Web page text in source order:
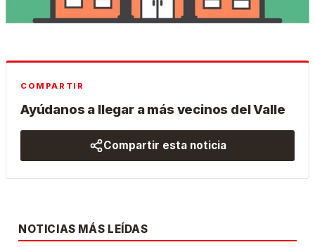
COMPARTIR
Ayúdanos a llegar a más vecinos del Valle
Compartir esta noticia
NOTICIAS MÁS LEÍDAS